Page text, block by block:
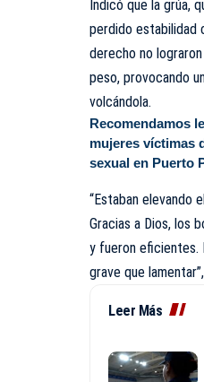
Indicó que la grúa,
perdido estabilidad
derecho no
peso, provocando
volcándola.
Recomendamos
mujeres víctimas
sexual en Puerto
“Estaban elevando
Gracias a Dios, los
y fueron eficientes.
grave que
Leer Más